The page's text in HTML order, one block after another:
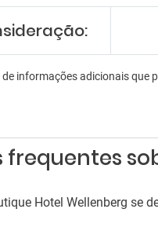
informações adicionais que
frequentes
Hotel Wellenberg se